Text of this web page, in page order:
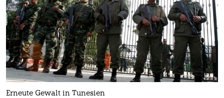
Erneute Gewalt in Tunesien